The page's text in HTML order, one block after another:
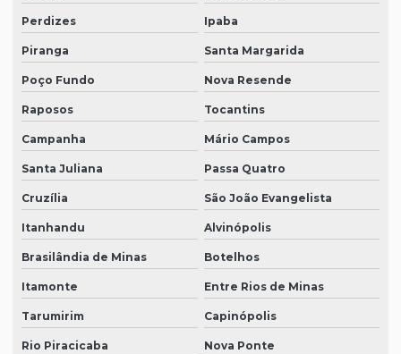
Perdizes Ipaba
Piranga Santa Margarida
Poço Fundo Nova Resende
Raposos Tocantins
Campanha Mário Campos
Santa Juliana Passa Quatro
Cruzília São João Evangelista
Itanhandu Alvinópolis
Brasilândia de Minas Botelhos
Itamonte Entre Rios de Minas
Tarumirim Capinópolis
Rio Piracicaba Nova Ponte